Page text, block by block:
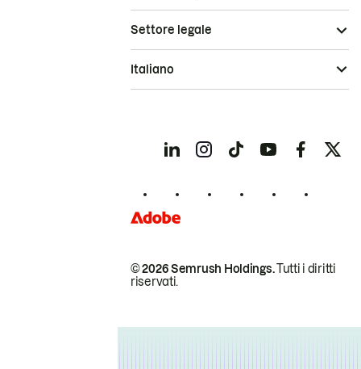
© 2026 Semrush Holdings.Tutti i diritti
riservati.
Settore legale
Italiano